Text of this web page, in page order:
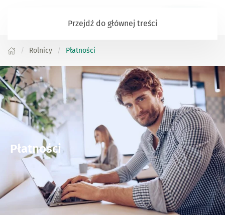
Przejdź do głównej treści
Rolnicy Płatności
Płatności